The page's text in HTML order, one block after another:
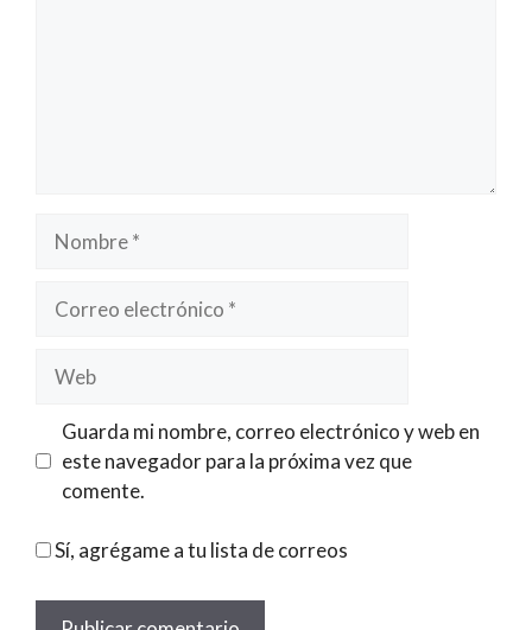
electrónico
Guarda mi nombre, correo electrónico y web en
este navegador para la próxima vez que
comente.
Sí, agrégame a tu lista de correos